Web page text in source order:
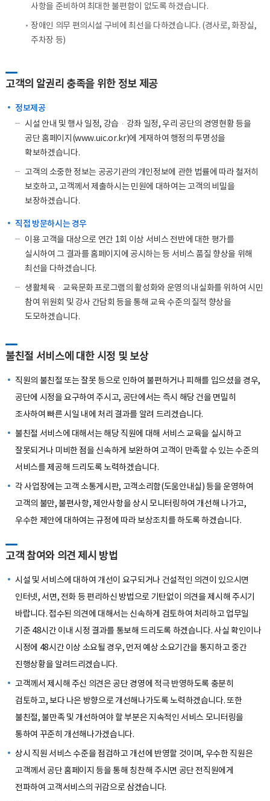
사항을 준비하여 최대한 불편함이 없도록 하겠습니다.
장애인 의무 편의시설 구비에 최선을 다하겠습니다. (경사로, 화장실,
주차장 등)
고객의 알권리 충족을 위한 정보 제공
정보제공
시설 안내 및 행사 일정, 강습·강좌 일정, 우리 공단의 경영현황 등을
공단 홈페이지(www.uic.or.kr)에 게재하여 행정의 투명성을
확보하겠습니다.
고객의 소중한 정보는 공공기관의 개인정보에 관한 법률에 따라 철저히
보호하고, 고객께서 제출하시는 민원에 대하여는 고객의 비밀을
보장하겠습니다.
직접 방문하시는 경우
이용 고객을 대상으로 연간 1회 이상 서비스 전반에 대한 평가를
실시하여 그 결과를 홈페이지에 공시하는 등 서비스 품질 향상을 위해
최선을 다하겠습니다.
생활체육·교육문화 프로그램의 활성화와 운영의 내실화를 위하여 시민
참여 위원회 및 강사 간담회 등을 통해 교육 수준의 질적 향상을
도모하겠습니다.
불친절 서비스에 대한 시정 및 보상
직원의 불친절 또는 잘못 등으로 인하여 불편하거나 피해를 입으셨을 경우,
공단에 시정을 요구하여 주시고, 공단에서는 즉시 해당 건을 면밀히
조사하여 빠른 시일 내에 처리 결과를 알려 드리겠습니다.
불친절 서비스에 대해서는 해당 직원에 대해 서비스 교육을 실시하고
잘못되거나 미비한 점을 신속하게 보완하여 고객이 만족할 수 있는 수준의
서비스를 제공해 드리도록 노력하겠습니다.
각 사업장에는 고객 소통게시판, 고객소리함(도움안내실) 등을 운영하여
고객의 불만, 불편사항, 제안사항을 상시 모니터링하여 개선해 나가고,
우수한 제안에 대하여는 규정에 따라 보상조치를 하도록 하겠습니다.
고객 참여와 의견 제시 방법
시설 및 서비스에 대하여 개선이 요구되거나 건설적인 의견이 있으시면
인터넷, 서면, 전화 등 편리하신 방법으로 기탄없이 의견을 제시해 주시기
바랍니다. 접수된 의견에 대해서는 신속하게 검토하여 처리하고 업무일
기준 48시간 이내 시정 결과를 통보해 드리도록 하겠습니다. 사실 확인이나
시정에 48시간 이상 소요될 경우, 먼저 예상 소요기간을 통지하고 중간
진행상황을 알려드리겠습니다.
고객께서 제시해 주신 의견은 공단 경영에 적극 반영하도록 충분히
검토하고, 보다 나은 방향으로 개선해나가도록 노력하겠습니다. 또한
불친절, 불만족 및 개선하여야 할 부분은 지속적인 서비스 모니터링을
통하여 꾸준히 개선해나가겠습니다.
상시 직원 서비스 수준을 점검하고 개선에 반영할 것이며, 우수한 직원은
고객께서 공단 홈페이지 등을 통해 칭찬해 주시면 공단 전직원에게
전파하여 고객서비스의 귀감으로 삼겠습니다.